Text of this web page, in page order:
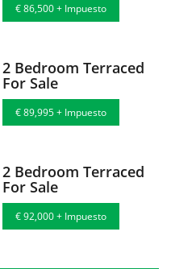
€ 86,500 + Impuesto
2 Bedroom Terraced
For Sale
€ 89,995 + Impuesto
2 Bedroom Terraced
For Sale
€ 92,000 + Impuesto